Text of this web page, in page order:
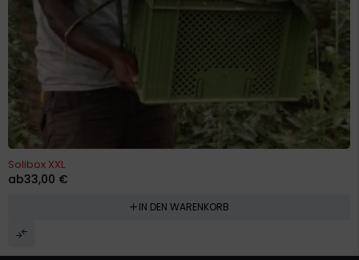
Solibox XXL
ab33,00 €
IN DEN WARENKORB